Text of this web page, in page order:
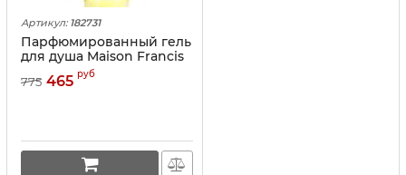
Артикул: 182731
Парфюмированный гель
для душа Maison Francis
Kurkdjian "Baccarat
Rouge 540" 250ml
775 465 руб